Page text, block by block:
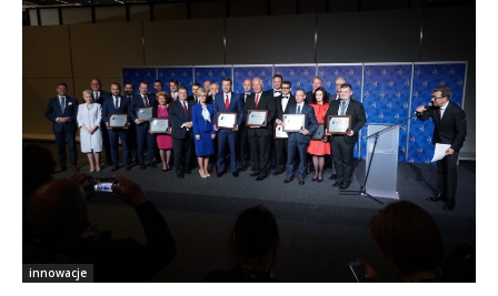
innowacje